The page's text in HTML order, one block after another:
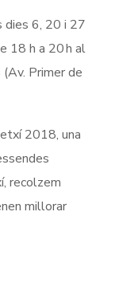
dies 6, 20 i 27
18 h a 20 h al
Primer de
2018, una
recolzem
millorar